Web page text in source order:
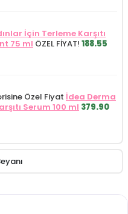
İçin Terleme Karşıtı
75 ml ÖZEL FİYAT! 188.55
Özel Fiyat İdea Derma
Serum 100 ml 379.90